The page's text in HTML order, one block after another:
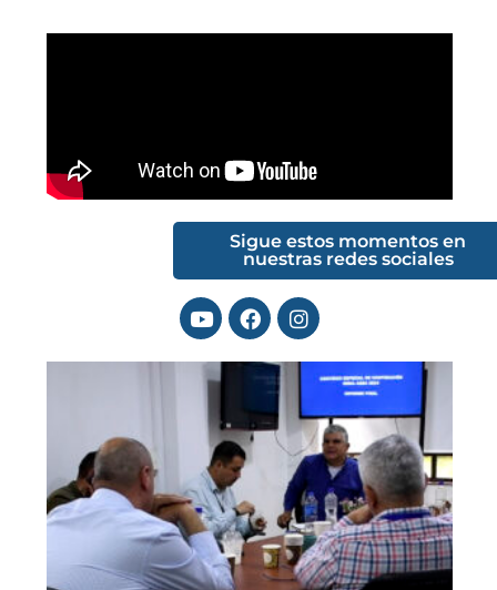
Sigue estos momentos en
nuestras redes sociales